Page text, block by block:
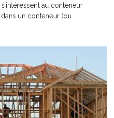
au conteneur
un conteneur (ou